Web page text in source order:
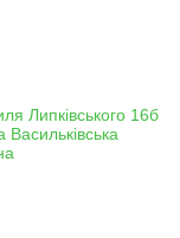
Липківського 16б